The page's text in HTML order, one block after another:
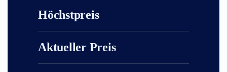
Höchstpreis
Aktueller Preis